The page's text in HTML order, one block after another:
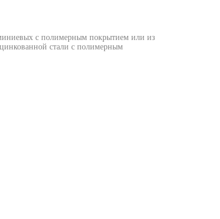
с полимерным покрытием или из
стали с полимерным